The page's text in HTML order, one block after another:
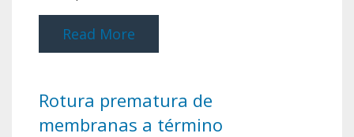
Read More
Rotura prematura de
membranas a término